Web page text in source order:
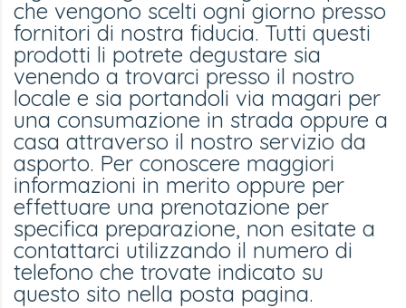
che vengono scelti ogni giorno presso
fornitori di nostra fiducia. Tutti questi
prodotti li potrete degustare sia
venendo a trovarci presso il nostro
locale e sia portandoli via magari per
una consumazione in strada oppure a
casa attraverso il nostro servizio da
asporto. Per conoscere maggiori
informazioni in merito oppure per
effettuare una prenotazione per
specifica preparazione, non esitate a
contattarci utilizzando il numero di
telefono che trovate indicato su
questo sito nella posta pagina.